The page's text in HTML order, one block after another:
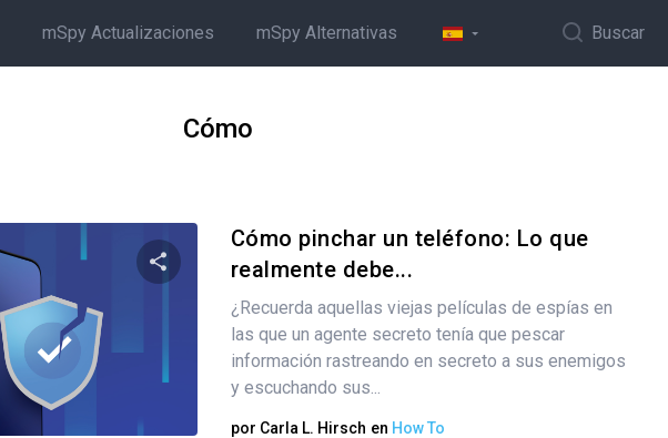
mSpy Actualizaciones mSpy Alternativas Buscar
Cómo
Comparte este artículo
Cómo pinchar un teléfono: Lo que
realmente debe...
¿Recuerda aquellas viejas películas de espías en
las que un agente secreto tenía que pescar
información rastreando en secreto a sus enemigos
y escuchando sus...
por Carla L. Hirsch en How To